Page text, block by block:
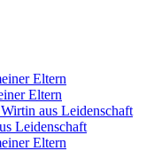
Eltern
Eltern
aus Leidenschaft
Leidenschaft
Eltern